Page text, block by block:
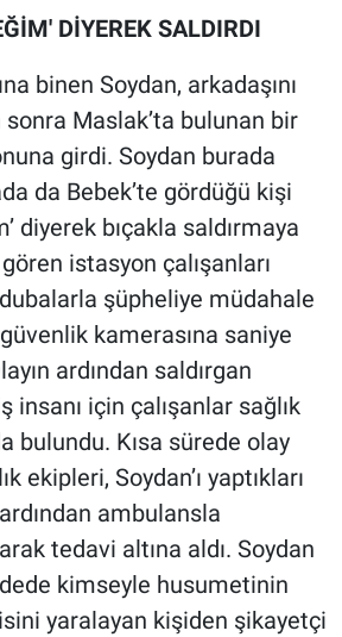
DİYEREK SALDIRDI
binen Soydan, arkadaşını
sonra Maslak’ta bulunan bir
girdi. Soydan burada
da Bebek’te gördüğü kişi
diyerek bıçakla saldırmaya
gören istasyon çalışanları
şüpheliye müdahale
kamerasına saniye
ardından saldırgan
insanı için çalışanlar sağlık
bulundu. Kısa sürede olay
ekipleri, Soydan’ı yaptıkları
ambulansla
tedavi altına aldı. Soydan
kimseyle husumetinin
yaralayan kişiden şikayetçi